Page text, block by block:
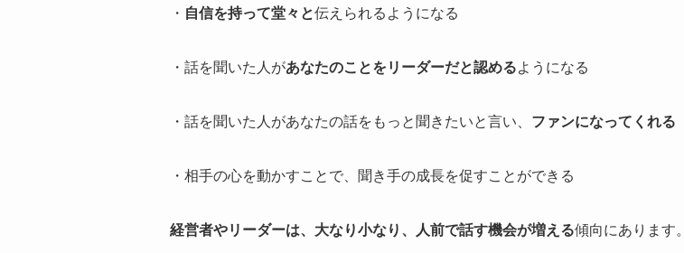
・ 自信を持って堂々と伝えられるようになる
・話を聞いた人があなたのことをリーダーだと認めるようになる
・話を聞いた人があなたの話をもっと聞きたいと言い、 ファンになってくれる
・相手の心を動かすことで、聞き手の成長を促すことができる
経営者やリーダーは、大なり小なり、人前で話す機会が増える傾向にあります。